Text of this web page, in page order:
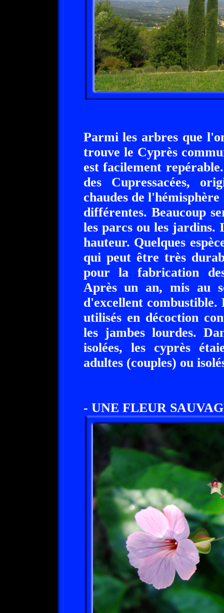
Parmi les arbres que
trouve le Cyprès
est facilement
des Cupressacées,
chaudes de
différentes. Beaucoup
les parcs ou les jardins.
hauteur. Quelques
qui peut être très
pour la fabrication
Après un an, mis au
d'excellent combustible.
utilisés en décoction
les jambes lourdes.
isolées, les cyprès
adultes (couples) ou
- UNE FLEUR